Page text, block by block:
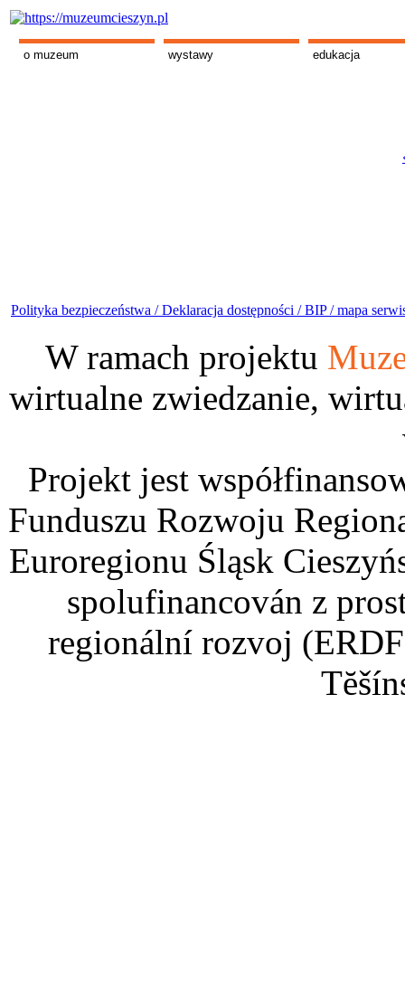
o muzeum wystawy edukacja
Polityka bezpieczeństwa /Deklaracja dostępności /BIP /mapa
W ramach projektu
wirtualne zwiedzanie,
Projekt jest
Funduszu Rozwoju
Euroregionu Śląsk
spolufinancován z
regionální rozvoj